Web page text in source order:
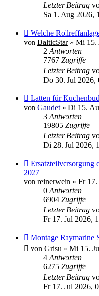
Letzter Beitrag
Sa 1. Aug 2026,
Welche
von BalticStar» Mi 15.
2 Antworten
7767 Zugriffe
Letzter Beitrag
Do 30. Jul 2026,
Latten für
von Gaudet » Di 15.
3 Antworten
19805 Zugriffe
Letzter Beitrag
Di 28. Jul 2026,
Ersatzteilversorgung
2027
von reinerwein » Fr 17.
0 Antworten
6904 Zugriffe
Letzter Beitrag
Fr 17. Jul 2026,
Montage Raymarine
von Grisu » Mi 15.
4 Antworten
6275 Zugriffe
Letzter Beitrag
Fr 17. Jul 2026,